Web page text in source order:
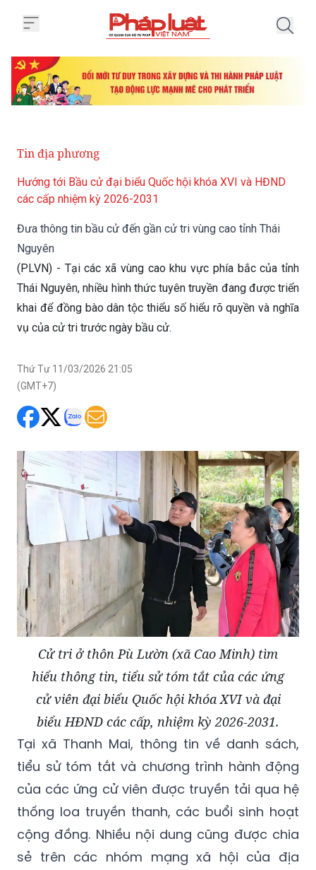
Tin địa phương
Hướng tới Bầu cử đại biểu Quốc hội khóa XVI và HĐND
các cấp nhiệm kỳ 2026-2031
Đưa thông tin bầu cử đến gần cử tri vùng cao tỉnh Thái
Nguyên
(PLVN) - Tại các xã vùng cao khu vực phía bắc của tỉnh
Thái Nguyên, nhiều hình thức tuyên truyền đang được triển
khai để đồng bào dân tộc thiểu số hiểu rõ quyền và nghĩa
vụ của cử tri trước ngày bầu cử.
Thứ Tư 11/03/2026 21:05
(GMT+7)
Cử tri ở thôn Pù Lườn (xã Cao Minh) tìm
hiểu thông tin, tiểu sử tóm tắt của các ứng
cử viên đại biểu Quốc hội khóa XVI và đại
biểu HĐND các cấp, nhiệm kỳ 2026-2031.
Tại xã Thanh Mai, thông tin về danh sách,
tiểu sử tóm tắt và chương trình hành động
của các ứng cử viên được truyền tải qua hệ
thống loa truyền thanh, các buổi sinh hoạt
cộng đồng. Nhiều nội dung cũng được chia
sẻ trên các nhóm mạng xã hội của địa